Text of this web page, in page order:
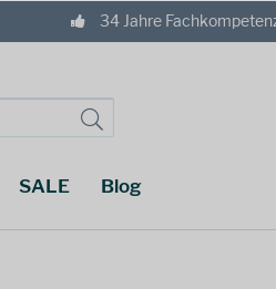
34 Jahre
SALE Blog